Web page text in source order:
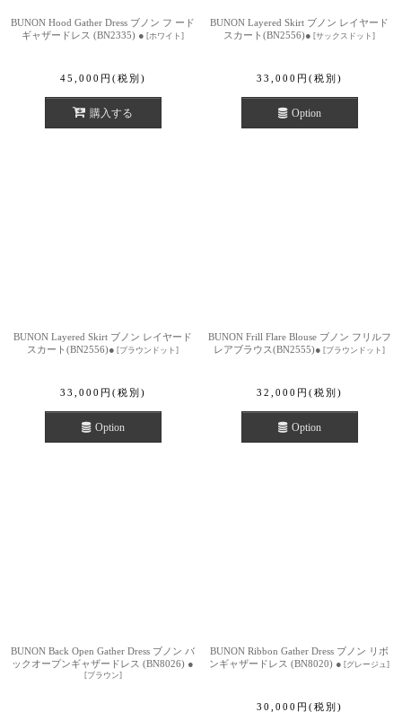
BUNON Hood Gather Dress ブノン フ ード
ギャザードレス (BN2335) ● [ホワイト ]
45,000 円 (税別)
購入する
BUNON Layered Skirt ブノン レイヤード
スカート(BN2556)● [サックスドット ]
33,000 円 (税別)
Option
BUNON Layered Skirt ブノン レイヤード
スカート(BN2556)● [ブラウンドット ]
33,000 円 (税別)
Option
BUNON Frill Flare Blouse ブノン フリルフ
レアブラウス(BN2555)● [ブラウンドット ]
32,000 円 (税別)
Option
BUNON Back Open Gather Dress ブノン バ
ックオープンギャザードレス (BN8026) ●
[ブラウン]
BUNON Ribbon Gather Dress ブノン リボ
ンギャザードレス (BN8020) ● [グレージュ]
30,000 円 (税別)